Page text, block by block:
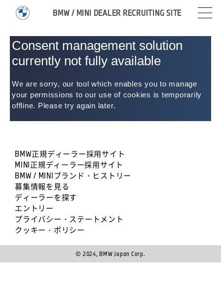
BMW / MINI DEALER RECRUITING SITE
BMW正規ディーラー採用サイト
MINI正規ディーラー採用サイト
BMW / MINIブランド・ヒストリー
募集情報を見る
ディーラーを探す
エントリー
プライバシー・ステートメント
クッキー・ポリシー
© 2024, BMW Japan Corp.